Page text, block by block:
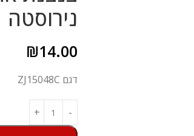
נירוסטה
₪14.00
דגם ZJ15048C